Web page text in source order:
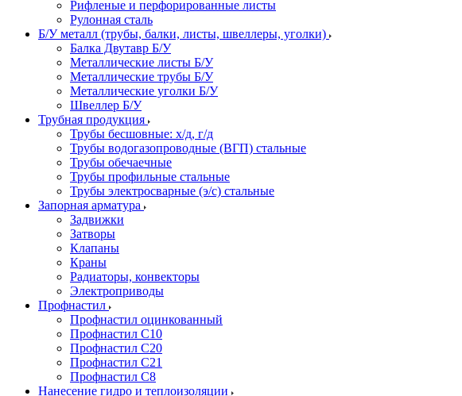
Рифленые и перфорированные листы
Рулонная сталь
Б/У металл (трубы, балки, листы, швеллеры, уголки)
Балка Двутавр Б/У
Металлические листы Б/У
Металлические трубы Б/У
Металлические уголки Б/У
Швеллер Б/У
Трубная продукция
Трубы бесшовные: х/д, г/д
Трубы водогазопроводные (ВГП) стальные
Трубы обечаечные
Трубы профильные стальные
Трубы электросварные (э/с) стальные
Запорная арматура
Задвижки
Затворы
Клапаны
Краны
Радиаторы, конвекторы
Электроприводы
Профнастил
Профнастил оцинкованный
Профнастил С10
Профнастил С20
Профнастил С21
Профнастил С8
Нанесение гидро и теплоизоляции